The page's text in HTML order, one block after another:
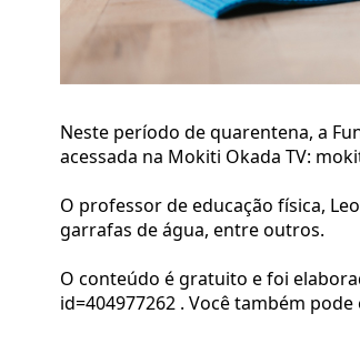
Neste período de quarentena, a
acessada na Mokiti Okada TV:
O professor de educação física,
garrafas de água, entre outros.
O conteúdo é gratuito e foi
id=404977262 . Você também